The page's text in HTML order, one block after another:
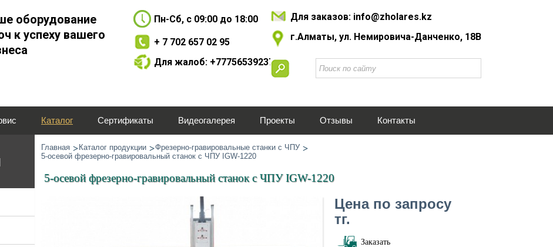
оборудование
к успеху вашего
Пн-Сб, с 09:00 до 18:00
+ 7 702 657 02 95
Для жалоб: +77756539237
Для заказов: info@zholares.kz
г.Алматы, ул. Немировича-Данченко, 18В
Каталог Сертификаты Видеогалерея Проекты Отзывы Контакты
Главная Каталог продукции
Фрезерно-гравировальные станки с ЧПУ
5-осевой фрезерно-гравировальный станок с ЧПУ IGW-1220
5-осевой фрезерно-гравировальный станок с ЧПУ IGW-1220
Цена по запросу
тг.
Заказать